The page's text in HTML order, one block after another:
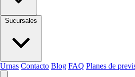
Sucursales
Urnas Contacto Blog FAQ Planes de